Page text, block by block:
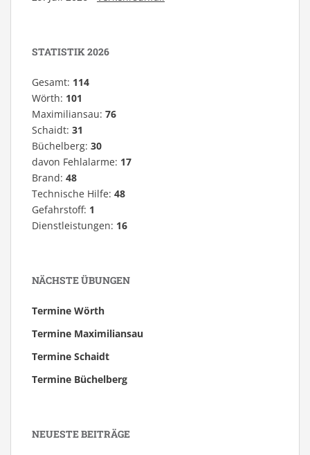
STATISTIK 2026
Gesamt: 114
Wörth: 101
Maximiliansau: 76
Schaidt: 31
Büchelberg: 30
davon Fehlalarme: 17
Brand: 48
Technische Hilfe: 48
Gefahrstoff: 1
Dienstleistungen: 16
NÄCHSTE ÜBUNGEN
Termine Wörth
Termine Maximiliansau
Termine Schaidt
Termine Büchelberg
NEUESTE BEITRÄGE